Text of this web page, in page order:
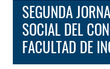
SEGUNDA
SOCIAL DEL
FACULTAD DE